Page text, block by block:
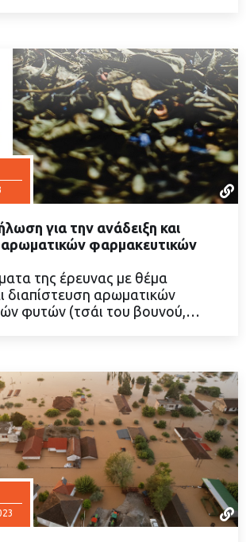
ΠΕΡΙΣΣΟΤΕΡΑ
για την ανάδειξη και
αρωματικών φαρμακευτικών
της έρευνας με θέμα
διαπίστευση αρωματικών
φυτών (τσάι του βουνού,…